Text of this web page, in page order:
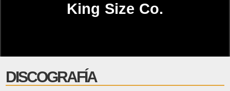
King Size Co.
DISCOGRAFÍA